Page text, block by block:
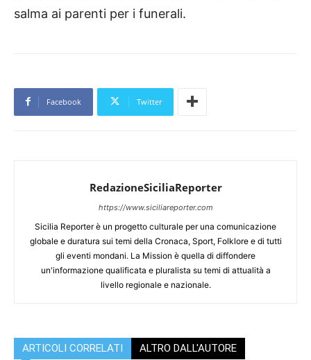
salma ai parenti per i funerali.
Facebook Twitter
RedazioneSiciliaReporter
https://www.siciliareporter.com
Sicilia Reporter è un progetto culturale per una comunicazione
globale e duratura sui temi della Cronaca, Sport, Folklore e di tutti
gli eventi mondani. La Mission è quella di diffondere
un'informazione qualificata e pluralista su temi di attualità a
livello regionale e nazionale.
ARTICOLI CORRELATI ALTRO DALL'AUTORE